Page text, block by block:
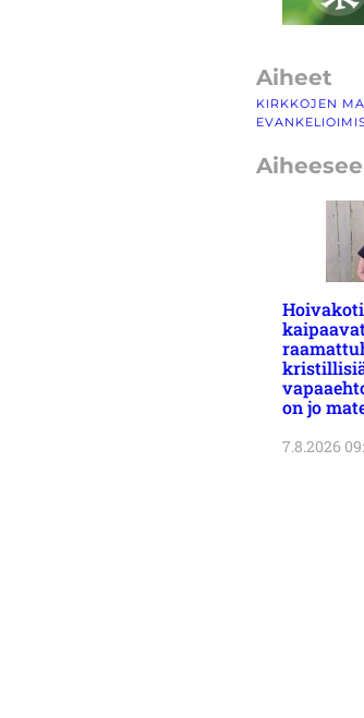
Aiheet
KIRKKOJEN
kaipaavat
on jo
7.8.2026